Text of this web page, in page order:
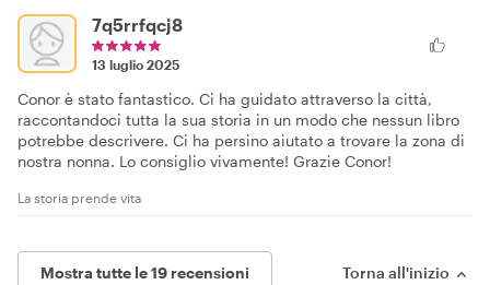
7q5rrfqcj8
13 luglio 2025
Conor è stato fantastico. Ci ha guidato attraverso la città,
raccontandoci tutta la sua storia in un modo che nessun libro
potrebbe descrivere. Ci ha persino aiutato a trovare la zona di
nostra nonna. Lo consiglio vivamente! Grazie Conor!
La storia prende vita
Mostra tutte le 19 recensioni Torna all'inizio